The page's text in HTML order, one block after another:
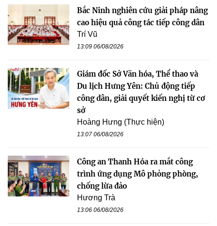
Bắc Ninh nghiên cứu giải pháp nâng
cao hiệu quả công tác tiếp công dân
Trí Vũ
13:09 06/08/2026
Giám đốc Sở Văn hóa, Thể thao và
Du lịch Hưng Yên: Chủ động tiếp
công dân, giải quyết kiến nghị từ cơ
sở
Hoàng Hưng (Thực hiện)
13:07 06/08/2026
Công an Thanh Hóa ra mắt công
trình ứng dụng Mô phỏng phòng,
chống lừa đảo
Hương Trà
13:06 06/08/2026